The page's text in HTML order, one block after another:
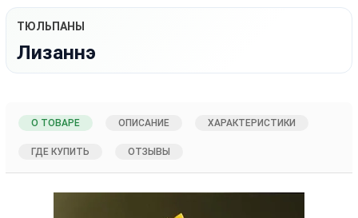
ТЮЛЬПАНЫ
Лизаннэ
О ТОВАРЕ ОПИСАНИЕ ХАРАКТЕРИСТИКИ
ГДЕ КУПИТЬ ОТЗЫВЫ